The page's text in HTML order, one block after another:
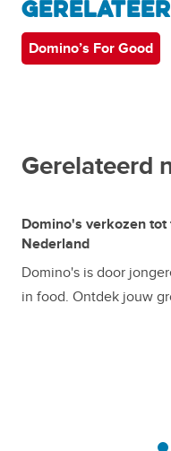
Domino’s For Good
Gerelateerd
Domino's verkozen
Nederland
Domino's is door
in food. Ontdek jouw